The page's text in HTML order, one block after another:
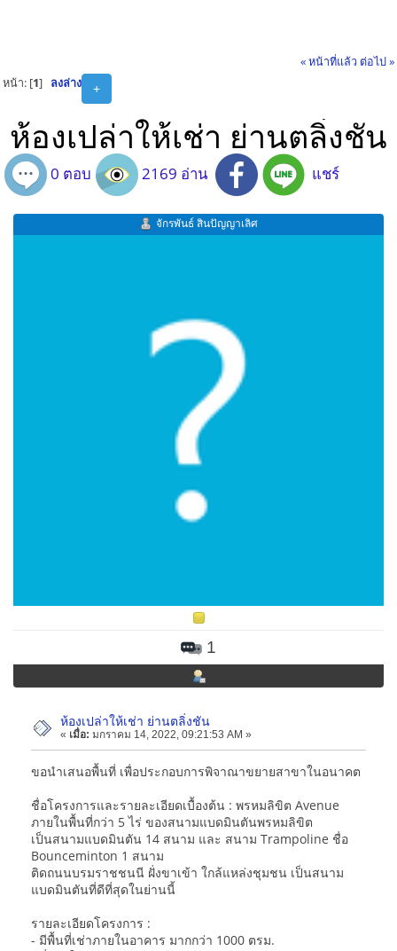
« หน้าที่แล้ว ต่อไป »
+
หน้า: [1] ลงล่าง
ห้องเปล่าให้เช่า ย่านตลิ่งชัน
0 ตอบ 2169 อ่าน แชร์
จักรพันธ์ สินปัญญาเลิศ
1
ห้องเปล่าให้เช่า ย่านตลิ่งชัน
« เมื่อ: มกราคม 14, 2022, 09:21:53 AM »
ขอนำเสนอพื้นที่ เพื่อประกอบการพิจาณาขยายสาขาในอนาคต
ชื่อโครงการและรายละเอียดเบื้องต้น : พรหมลิขิต Avenue
ภายในพื้นที่กว่า 5 ไร่ ของสนามแบดมินตันพรหมลิขิต
เป็นสนามแบดมินตัน 14 สนาม และ สนาม Trampoline ชื่อ
Bounceminton 1 สนาม
ติดถนนบรมราชชนนี ฝั่งขาเข้า ใกล้แหล่งชุมชน เป็นสนาม
แบดมินตันที่ดีที่สุดในย่านนี้
รายละเอียดโครงการ :
- มีพื้นที่เช่าภายในอาคาร มากกว่า 1000 ตรม.